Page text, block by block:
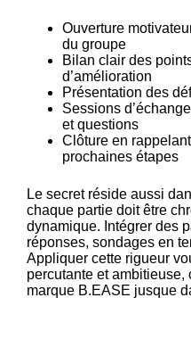
Ouverture
du groupe
Bilan clair des
d’amélioration
Présentation des
Sessions
et questions
Clôture en
prochaines étapes
Le secret réside aussi
chaque partie doit être
dynamique. Intégrer des
réponses, sondages en
Appliquer cette rigueur
percutante et
marque B.EASE jusque